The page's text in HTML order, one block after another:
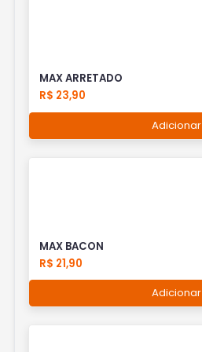
MAX ARRETADO
R$ 23,90
Adicionar
MAX BACON
R$ 21,90
Adicionar